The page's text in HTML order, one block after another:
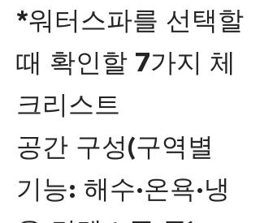
*워터스파를 선택할
때 확인할 7가지 체
크리스트
공간 구성(구역별
기능: 해수·온욕·냉